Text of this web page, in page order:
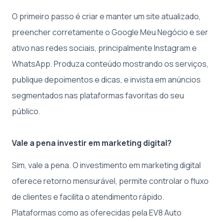
O primeiro passo é criar e manter um site atualizado,
preencher corretamente o Google Meu Negócio e ser
ativo nas redes sociais, principalmente Instagram e
WhatsApp. Produza conteúdo mostrando os serviços,
publique depoimentos e dicas, e invista em anúncios
segmentados nas plataformas favoritas do seu
público.
Vale a pena investir em marketing digital?
Sim, vale a pena. O investimento em marketing digital
oferece retorno mensurável, permite controlar o fluxo
de clientes e facilita o atendimento rápido.
Plataformas como as oferecidas pela EV8 Auto